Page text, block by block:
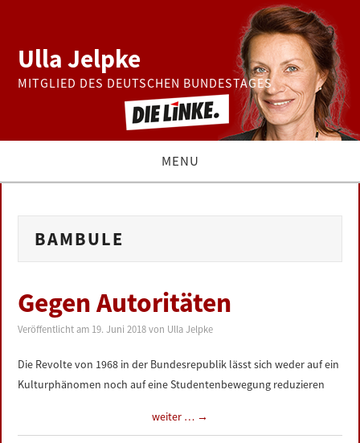
Ulla Jelpke
MITGLIED DES DEUTSCHEN BUNDESTAGES
MENU
BUNDESTAG
ZUR PERSON
DATENSCHUTZERKLÄRUNG
BAMBULE
Gegen Autoritäten
Veröffentlicht am 19. Juni 2018 von Ulla Jelpke
Die Revolte von 1968 in der Bundesrepublik lässt sich weder auf ein
Kulturphänomen noch auf eine Studentenbewegung reduzieren
weiter … →